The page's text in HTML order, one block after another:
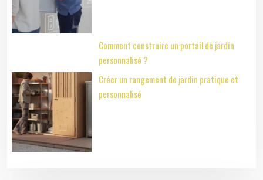
Comment construire un portail de jardin
personnalisé ?
Créer un rangement de jardin pratique et
personnalisé